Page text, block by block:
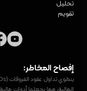
تحليل
تقويم
إفصاح المخاطر: